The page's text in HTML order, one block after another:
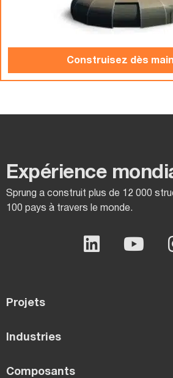
Construisez dès
Expérience
Sprung a construit plus de 12 000
100 pays à travers le monde.
Projets
Industries
Composants